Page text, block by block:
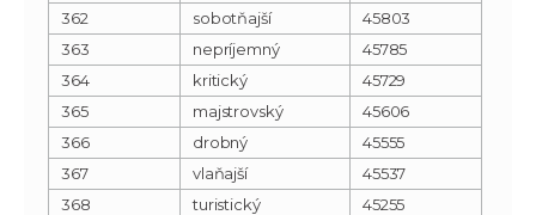
362
sobotňajší
45803
363
nepríjemný
45785
364
kritický
45729
365
majstrovský
45606
366
drobný
45555
367
vlaňajší
45537
368
turistický
45255